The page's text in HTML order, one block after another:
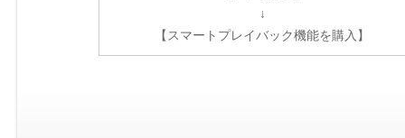
↓
【スマートプレイバック機能を購入】